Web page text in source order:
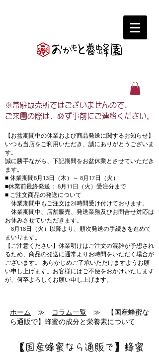
※常駐販売所ではございませんので、
ご来園の際は、必ず事前にご連絡ください。
【お盆期間中の休業および商品発送に関するお知らせ】
いつも当店をご利用いただき、誠にありがとうございま
す。
誠に勝手ながら、下記期間をお盆休業とさせていただき
ます。
■ 休業期間8月13日（木）～ 8月17日（火）
■休業前最終発送： 8月11日（火）受注分まで
■ ご注文商品の発送について
休業期間中もご注文は24時間受け付けております。
休業期間中、店舗販売、発送業務及びお問合せ対応は
お休みさせていただきます。
8月18日（火）以降より、順次発送の手続きを進めて
まいります。
【ご注意ください】休業明けはご注文の混雑が予想され
るため、商品の発送に通常よりお時間をいただく場合が
ございます。 あらかじめご了承いただけますようお願
い申し上げます。お客様にはご不便をおかけいたします
が、何卒よろしくお願い申し上げます。
ホーム ≫ コラム一覧 ≫ 【国産蜂蜜な
ら通販で】蜂蜜の成分と栄養素について
【国産蜂蜜なら通販で】蜂蜜